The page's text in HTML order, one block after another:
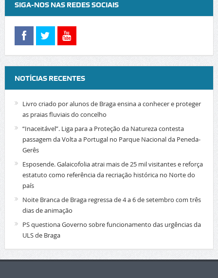
SIGA-NOS NAS REDES SOCIAIS
NOTÍCIAS RECENTES
Livro criado por alunos de Braga ensina a conhecer e proteger
as praias fluviais do concelho
“Inaceitável”. Liga para a Proteção da Natureza contesta
passagem da Volta a Portugal no Parque Nacional da Peneda-
Gerês
Esposende. Galaicofolia atrai mais de 25 mil visitantes e reforça
estatuto como referência da recriação histórica no Norte do
país
Noite Branca de Braga regressa de 4 a 6 de setembro com três
dias de animação
PS questiona Governo sobre funcionamento das urgências da
ULS de Braga